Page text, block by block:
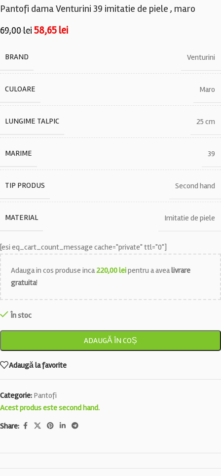
Pantofi dama Venturini 39 imitatie de piele , maro
69,00lei58,65 lei
BRAND Venturini
CULOARE Maro
LUNGIME TALPIC 25 cm
MARIME 39
TIP PRODUS Second hand
MATERIAL Imitatie de piele
[esi eq_cart_count_message cache="private" ttl="0"]
Adauga in cos produse inca220,00leipentru a avealivrare
gratuita!
În stoc
ADAUGĂ ÎN COȘ
Adaugă la favorite
Categorie: Pantofi
Acest produs este second hand.
Share: